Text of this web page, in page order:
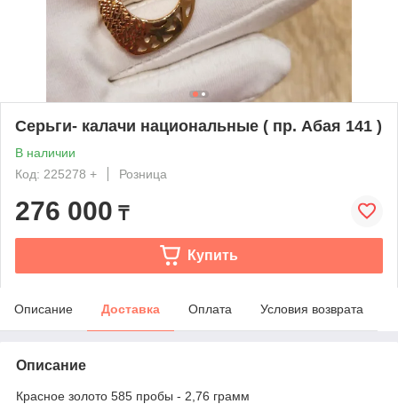
Серьги- калачи национальные ( пр. Абая 141 )
В наличии
Код: 225278 +
Розница
276 000 ₸
Купить
Описание Доставка Оплата Условия возврата
Описание
Красное золото 585 пробы - 2,76 грамм